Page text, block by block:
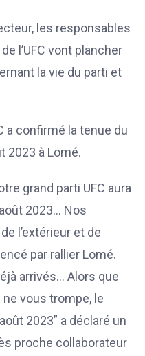
les responsables
l’UFC vont plancher
la vie du parti et
a confirmé la tenue du
2023 à Lomé.
grand parti UFC aura
2023… Nos
l’extérieur et de
par rallier Lomé.
arrivés… Alors que
vous trompe, le
2023” a déclaré un
proche collaborateur